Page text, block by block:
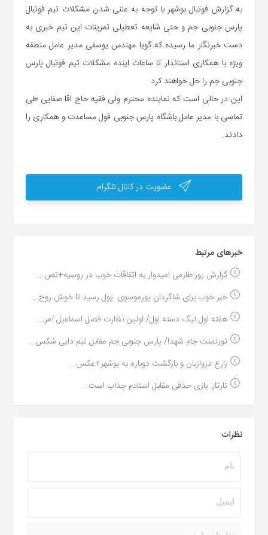
به گزارش فوتبال بوشهر با توجه به علنی شدن مشکلات تیم فوتبال
پارس جنوبی جم و حتی شایعه تعطیلی تمرینات این تیم خبری به
دست خبرنگار ما رسیده که گویا مهندس یوسفی مدیر عامل منطقه
ویژه با همکاری استاندار تا ساعات اینده مشکلات تیم فوتبال پارس
جنوبی جم را حل خواهند کرد
این در حالی است که نماینده محترم ولی فقیه حاج اقا صفایی طی
تماسی با مدیر عامل باشگاه پارس جنوبی قول مساعدت و همکاری را
دادند.
عضویت در کانال تلگرام
خبر‌های مرتبط
گزارش روز:طارمی امیدوار به اتفاقات خوب در روسیه+تص...
خبر خوب برای شاگردان پورموسوی :پول رسید تا خوش روح...
هفته اول لیگ دسته اول/ اولین نظارت فصل اسماعیل آمر...
تورنمنت جام شهدا/ پارس جنوبی جم مقابل تیم دایی شکس...
زارع دروازبان و بازگشت دوباره به بوشهر+عکس...
تارتار: بازی حذفی مقابل استادم جذاب است...
نظرات